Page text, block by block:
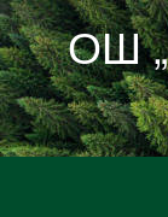
Пређи
на
садржај ОШ